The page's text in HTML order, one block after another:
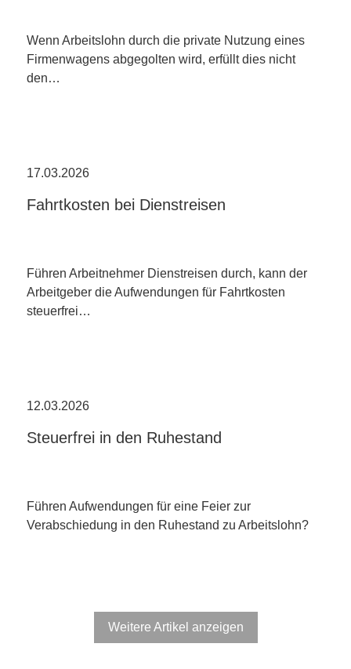
Wenn Arbeitslohn durch die private Nutzung eines
Firmenwagens abgegolten wird, erfüllt dies nicht
den…
17.03.2026
Fahrtkosten bei Dienstreisen
Führen Arbeitnehmer Dienstreisen durch, kann der
Arbeitgeber die Aufwendungen für Fahrtkosten
steuerfrei…
12.03.2026
Steuerfrei in den Ruhestand
Führen Aufwendungen für eine Feier zur
Verabschiedung in den Ruhestand zu Arbeitslohn?
Weitere Artikel anzeigen